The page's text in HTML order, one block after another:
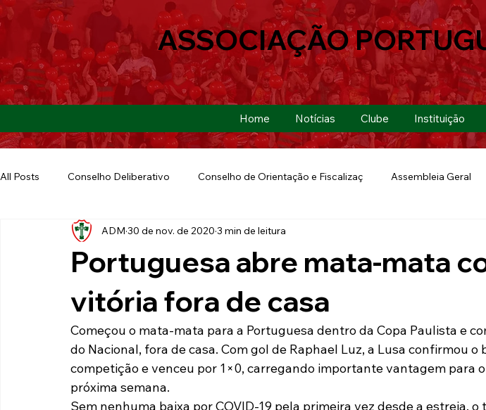
Home Notícias Clube Instituição
ASSOCIAÇÃO
All Posts Conselho Deliberativo Conselho de Orientação e Fiscalizaç Assembleia Geral
Ação Social Futebol Americano Copa São Paulo
Futebol de Base Futebol de Quintal
Paulista A2 2019 Portuguesas pelo Brasil Ouvidoria Modalidades Marketing
Tabelas Recuperação Judicial
Portuguesa abre mata-mata
vitória fora de casa
ADM 30 de nov. de 2020 3 min de leitura
Começou o mata-mata para a Portuguesa dentro da Copa Paulista e
do Nacional, fora de casa. Com gol de Raphael Luz, a Lusa confirmou o
competição e venceu por 1×0, carregando importante vantagem para
próxima semana.
Sem nenhuma baixa por COVID-19 pela primeira vez desde a estreia, o